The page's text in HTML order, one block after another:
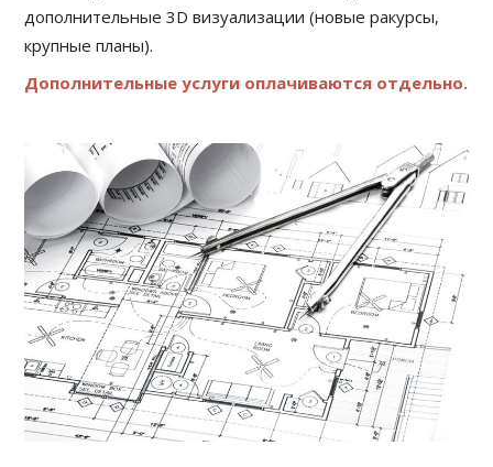
дополнительные 3D визуализации (новые ракурсы,
крупные планы).
Дополнительные услуги оплачиваются отдельно.